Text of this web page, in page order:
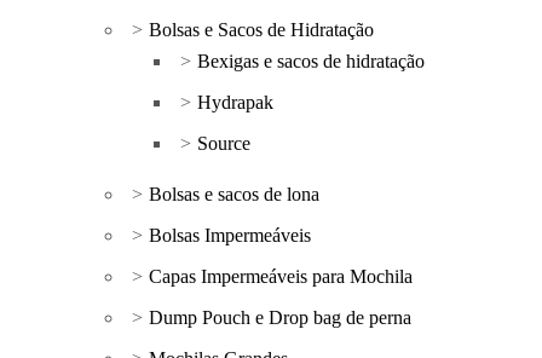
Bolsas e Sacos de Hidratação
Bexigas e sacos de hidratação
Hydrapak
Source
Bolsas e sacos de lona
Bolsas Impermeáveis
Capas Impermeáveis para Mochila
Dump Pouch e Drop bag de perna